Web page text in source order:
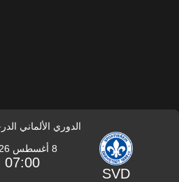
الدوري الألماني
SVD
8 أغسطس 2026
07:00